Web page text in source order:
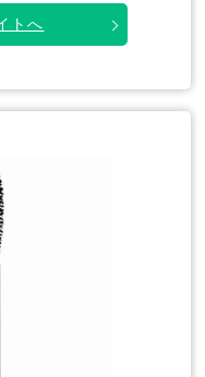
トへ